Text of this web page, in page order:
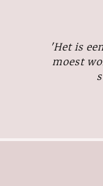
'Het is
moest